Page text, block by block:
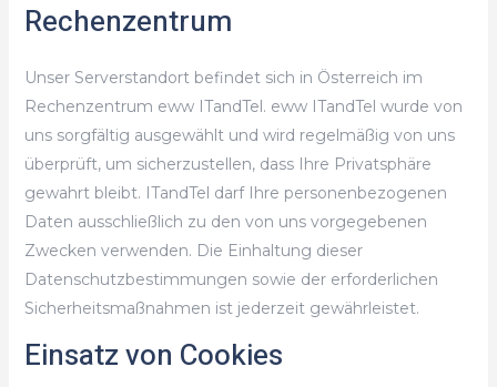
Rechenzentrum
Unser Serverstandort befindet sich in Österreich im
Rechenzentrum eww ITandTel. eww ITandTel wurde von
uns sorgfältig ausgewählt und wird regelmäßig von uns
überprüft, um sicherzustellen, dass Ihre Privatsphäre
gewahrt bleibt. ITandTel darf Ihre personenbezogenen
Daten ausschließlich zu den von uns vorgegebenen
Zwecken verwenden. Die Einhaltung dieser
Datenschutzbestimmungen sowie der erforderlichen
Sicherheitsmaßnahmen ist jederzeit gewährleistet.
Einsatz von Cookies